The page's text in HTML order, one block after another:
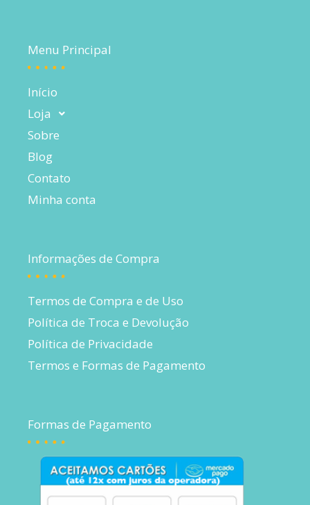
Menu Principal
Início
Loja
Sobre
Blog
Contato
Minha conta
Informações de Compra
Termos de Compra e de Uso
Política de Troca e Devolução
Política de Privacidade
Termos e Formas de Pagamento
Formas de Pagamento